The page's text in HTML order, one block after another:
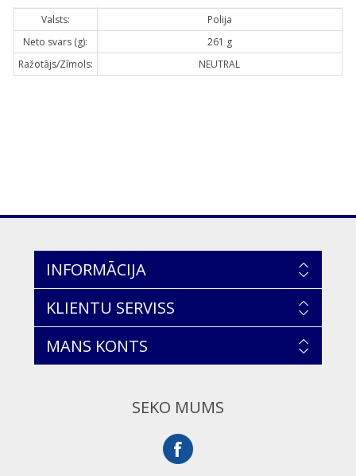
Valsts:
Polija
Neto svars (g):
261 g
Ražotājs/Zīmols:
NEUTRAL
INFORMĀCIJA
KLIENTU SERVISS
MANS KONTS
SEKO MUMS